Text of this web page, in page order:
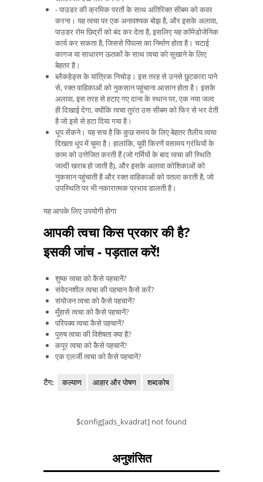
- पाउडर की क्रमिक परतों के साथ अतिरिक्त सीबम को कवर
करना। यह त्वचा पर एक अनावश्यक बोझ है, और इसके अलावा,
पाउडर रोम छिद्रों को बंद कर देता है, इसलिए यह कॉमेडोजेनिक
कार्य कर सकता है, जिससे पिंपल्स का निर्माण होता है। चटाई
कागज या साधारण ऊतकों के साथ त्वचा को सुखाने के लिए
बेहतर है।
ब्लैकहेड्स के यांत्रिक निचोड़। इस तरह से उनसे छुटकारा पाने
से, रक्त वाहिकाओं को नुकसान पहुंचाना आसान होता है। इसके
अलावा, इस तरह से हटाए गए दाना के स्थान पर, एक नया जल्द
ही दिखाई देगा, क्योंकि त्वचा तुरंत उस सीबम को फिर से भर देती
है जो इसे से हटा दिया गया है।
धूप सेंकने। यह सच है कि कुछ समय के लिए बेहतर तैलीय त्वचा
दिखता धूप में चूमा है। हालांकि, यूवी किरणें वसामय ग्रंथियों के
काम को उत्तेजित करती हैं (जो गर्मियों के बाद त्वचा की स्थिति
जल्दी खराब हो जाती है), और इसके अलावा कोशिकाओं को
नुकसान पहुंचाती है और रक्त वाहिकाओं को पतला करती है, जो
उपस्थिति पर भी नकारात्मक प्रभाव डालती है।
यह आपके लिए उपयोगी होगा
आपकी त्वचा किस प्रकार की है?
इसकी जांच - पड़ताल करें!
शुष्क त्वचा को कैसे पहचानें?
संवेदनशील त्वचा की पहचान कैसे करें?
संयोजन त्वचा को कैसे पहचानें?
मुँहासे त्वचा को कैसे पहचानें?
परिपक्व त्वचा कैसे पहचानें?
पुरुष त्वचा की विशेषता क्या है?
कपूर त्वचा को कैसे पहचानें?
एक एलर्जी त्वचा को कैसे पहचानें?
टैग: कल्याण आहार और पोषण शब्दकोष
$config[ads_kvadrat] not found
अनुशंसित